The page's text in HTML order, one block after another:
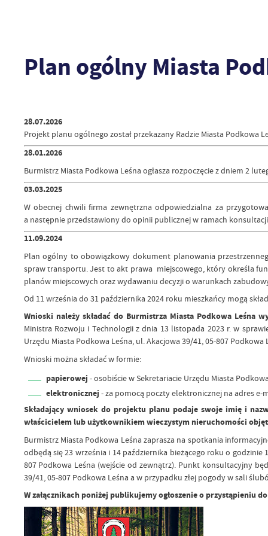
Plan ogólny Miasta
28.07.2026
Projekt planu ogólnego został przekazany Radzie Miasta Podkowa
28.01.2026
Burmistrz Miasta Podkowa Leśna ogłasza rozpoczęcie z dniem 2
03.03.2025
W obecnej chwili firma zewnętrzna odpowiedzialna za
a następnie przedstawiony do opinii publicznej w ramach konsultacji
11.09.2024
Plan ogólny to obowiązkowy dokument planowania
spraw transportu. Jest to akt prawa miejscowego, który określa
planów miejscowych oraz wydawaniu decyzji o warunkach
Od 11 września do 31 października 2024 roku mieszkańcy mogą
Wnioski należy składać do Burmistrza Miasta Podkowa Leśna
Ministra Rozwoju i Technologii z dnia 13 listopada 2023 r. w
Urzędu Miasta Podkowa Leśna, ul. Akacjowa 39/41, 05-807 Podkowa
Wnioski można składać w formie:
papierowej - osobiście w Sekretariacie Urzędu Miasta
elektronicznej - za pomocą poczty elektronicznej na adres e-
Składający wniosek do projektu planu podaje swoje imię i
właścicielem lub użytkownikiem wieczystym nieruchomości
Burmistrz Miasta Podkowa Leśna zaprasza na spotkania
odbędą się 23 września i 14 października bieżącego roku o godzinie
807 Podkowa Leśna (wejście od zewnątrz). Punkt konsultacyjny
39/41, 05-807 Podkowa Leśna a w przypadku złej pogody w sali
W załącznikach poniżej publikujemy ogłoszenie o przystąpieniu